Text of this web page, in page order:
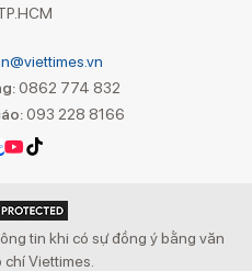
0862 774 832
093 228 8166
tin khi có sự đồng ý bằng văn
Viettimes.